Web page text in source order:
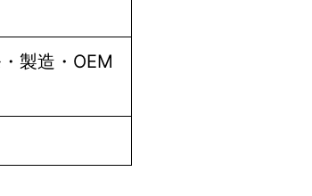
製造・OEM